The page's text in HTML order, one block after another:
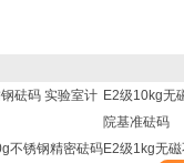
砝码 实验室计 E2级10kg无
院基准砝码
不锈钢精密砝码E2级1kg无